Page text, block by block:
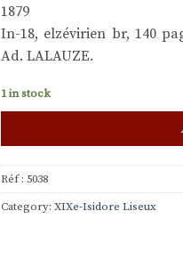
1879
In-18, elzévirien br, 140
Ad. LALAUZE.
1 in stock
Réf : 5038
Category: XIXe-Isidore Liseux